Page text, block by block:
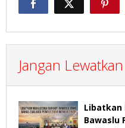
Jangan Lewatkan
Libatkan
Bawaslu